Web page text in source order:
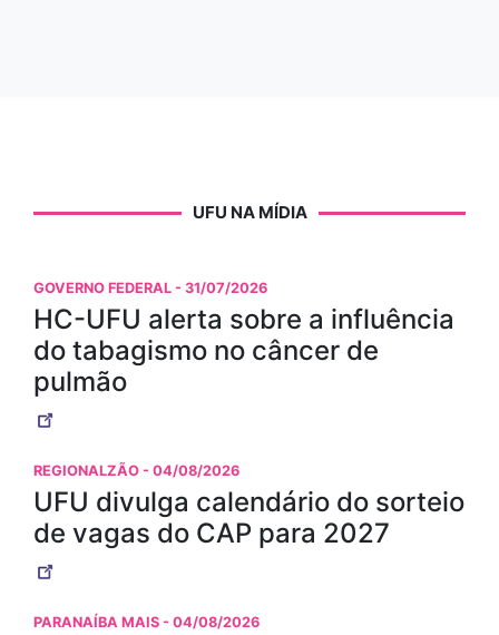
UFU NA MÍDIA
GOVERNO FEDERAL - 31/07/2026
HC-UFU alerta sobre a influência
do tabagismo no câncer de
pulmão
REGIONALZÃO - 04/08/2026
UFU divulga calendário do sorteio
de vagas do CAP para 2027
PARANAÍBA MAIS - 04/08/2026